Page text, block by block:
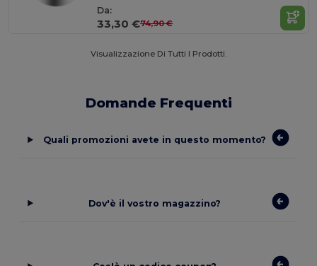
Da:
33,30 €74,90 €
Visualizzazione Di Tutti I Prodotti.
Domande Frequenti
Quali promozioni avete in questo momento?
Dov'è il vostro magazzino?